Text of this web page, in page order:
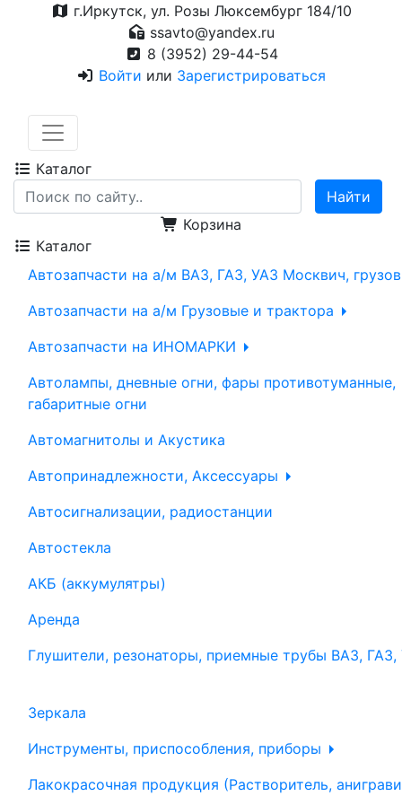
г.Иркутск, ул. Розы Люксембург 184/10
ssavto@yandex.ru
8 (3952) 29-44-54
Войти или Зарегистрироваться
Каталог
Корзина
Каталог
Автозапчасти на а/м ВАЗ, ГАЗ, УАЗ Москвич,
Автозапчасти на а/м Грузовые и трактора
Автозапчасти на ИНОМАРКИ
Автолампы, дневные огни, фары противотуманные,
габаритные огни
Автомагнитолы и Акустика
Автопринадлежности, Аксессуары
Автосигнализации, радиостанции
Автостекла
АКБ (аккумулятры)
Аренда
Глушители, резонаторы, приемные трубы ВАЗ, ГАЗ,
Зеркала
Инструменты, приспособления, приборы
Лакокрасочная продукция (Растворитель,